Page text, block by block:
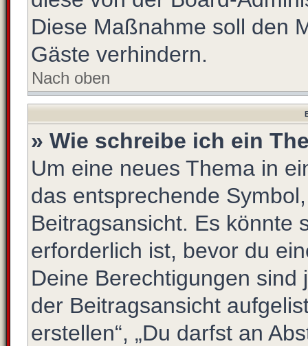
Diese Maßnahme soll den
Gäste verhindern.
Nach oben
» Wie schreibe ich ein
Um eine neues Thema in
das entsprechende
Beitragsansicht. Es könnte
erforderlich ist, bevor du
Deine Berechtigungen
der Beitragsansicht
erstellen“, „Du darfst an